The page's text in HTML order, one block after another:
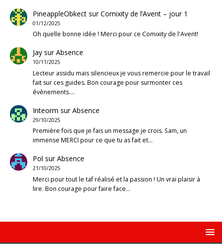
PineappleObkectsurComixity de l’Avent – jour 1
01/12/2025
Oh quelle bonne idée ! Merci pour ce Comixity de l'Avent!
JaysurAbsence
10/11/2025
Lecteur assidu mais silencieux je vous remercie pour le travail
fait sur ces guides. Bon courage pour surmonter ces
évènements.…
Inteorm surAbsence
29/10/2025
Première fois que je fais un message je crois. Sam, un
immense MERCI pour ce que tu as fait et…
Pol surAbsence
21/10/2025
Merci pour tout le taf réalisé et la passion ! Un vrai plaisir à
lire. Bon courage pour faire face…